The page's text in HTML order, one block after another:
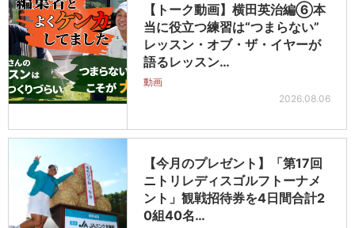
【トーク動画】横田英治編⑥本
当に役立つ練習は“つまらない”
レッスン・オブ・ザ・イヤーが
語るレッスン…
動画
2026.08.06
【今月のプレゼント】「第17回
ニトリレディスゴルフトーナメ
ント」観戦招待券を4日間合計2
0組40名…